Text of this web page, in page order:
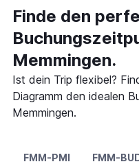
Finde den
Memmingen.
Ist dein Trip flexibel?
Diagramm den idealen
Memmingen.
FMM-PMI FMM-